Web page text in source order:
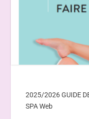
2025/2026 GUIDE
SPA Web